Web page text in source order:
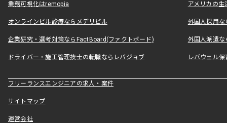
業務可視化はremopia アメリカの
オンラインピル診療ならメデリピル 外国人採用
企業研究・選考対策ならFactBoard(ファクトボード) 外国人派遣な
ドライバー・施工管理技士の転職ならレバジョブ レバウェル
フリーランスエンジニアの求人・案件
サイトマップ
運営会社